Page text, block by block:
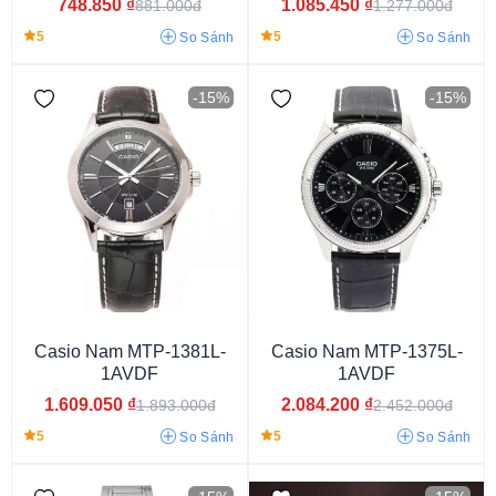
G-Shock GW-9400 Edifice EF-539D Edifice EF-550
Casio AE1200
Casio MTP 1374
Casio MTP VT01
Dưới 29 mm 29 - 33 mm 33 - 37 mm
37 - 40 mm
40 - 42 mm 42 - 45 mm
748.850 ₫881.000đ
5 So Sánh
1.085.450 ₫1.277.000đ
5 So Sánh
-15%
Casio Nam MTP-1381L-
1AVDF
1.609.050 ₫1.893.000đ
5 So Sánh
-15%
Casio Nam MTP-1375L-
1AVDF
2.084.200 ₫2.452.000đ
5 So Sánh